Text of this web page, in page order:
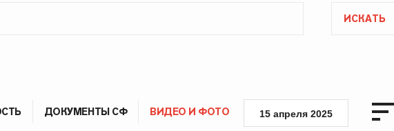
ИСКАТЬ
ДОКУМЕНТЫ СФ ВИДЕО И ФОТО 15 апреля 2025